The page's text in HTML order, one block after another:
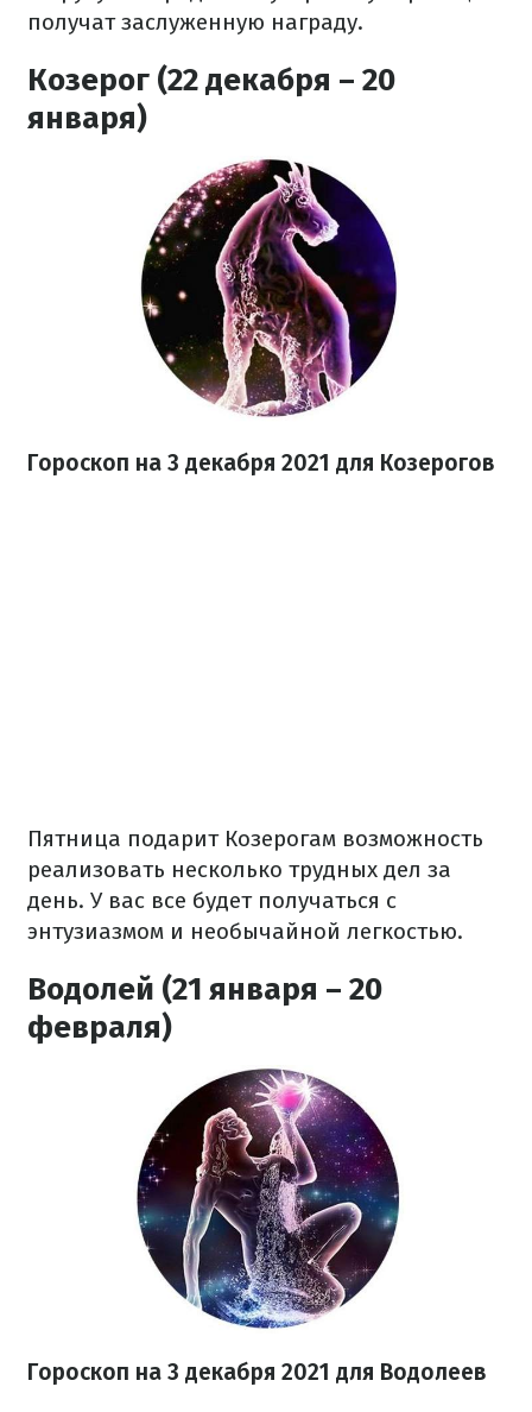
получат заслуженную награду.
Козерог (22 декабря – 20
января)
Гороскоп на 3 декабря 2021 для Козерогов
Пятница подарит Козерогам возможность
реализовать несколько трудных дел за
день. У вас все будет получаться с
энтузиазмом и необычайной легкостью.
Водолей (21 января – 20
февраля)
Гороскоп на 3 декабря 2021 для Водолеев